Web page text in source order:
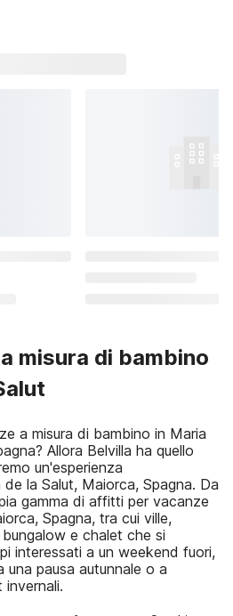
misura di bambino
a misura di bambino in Maria
Allora Belvilla ha quello
un'esperienza
la Salut, Maiorca, Spagna. Da
gamma di affitti per vacanze
Spagna, tra cui ville,
e chalet che si
interessati a un weekend fuori,
pausa autunnale o a
invernali.